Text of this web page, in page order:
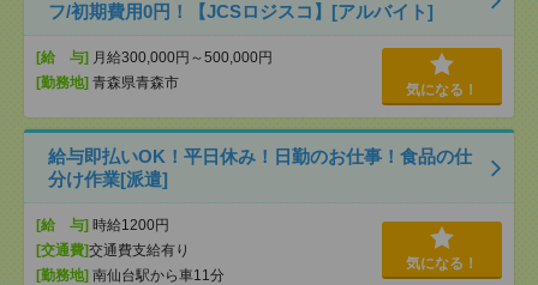
フ/初期費用0円！【JCSロジスコ】[アルバイト]
[給 与] 月給300,000円～500,000円
[勤務地] 青森県青森市 気になる！
給与即払いOK！平日休み！日勤のお仕事！食品の仕
分け作業[派遣]
[給 与] 時給1200円
[交通費]交通費支給有り
[勤務地] 南仙台駅から車11分
気になる！